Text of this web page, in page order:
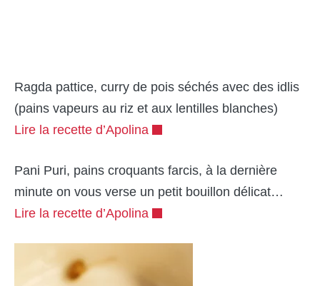
Ragda pattice, curry de pois séchés avec des idlis
(pains vapeurs au riz et aux lentilles blanches)
Lire la recette d’Apolina
Pani Puri, pains croquants farcis, à la dernière
minute on vous verse un petit bouillon délicat…
Lire la recette d’Apolina